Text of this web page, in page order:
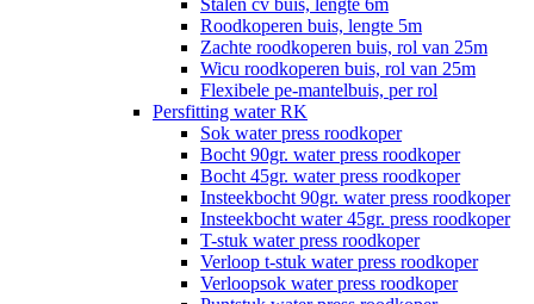
Stalen cv buis, lengte 6m
Roodkoperen buis, lengte 5m
Zachte roodkoperen buis, rol van 25m
Wicu roodkoperen buis, rol van 25m
Flexibele pe-mantelbuis, per rol
Persfitting water RK
Sok water press roodkoper
Bocht 90gr. water press roodkoper
Bocht 45gr. water press roodkoper
Insteekbocht 90gr. water press roodkoper
Insteekbocht water 45gr. press roodkoper
T-stuk water press roodkoper
Verloop t-stuk water press roodkoper
Verloopsok water press roodkoper